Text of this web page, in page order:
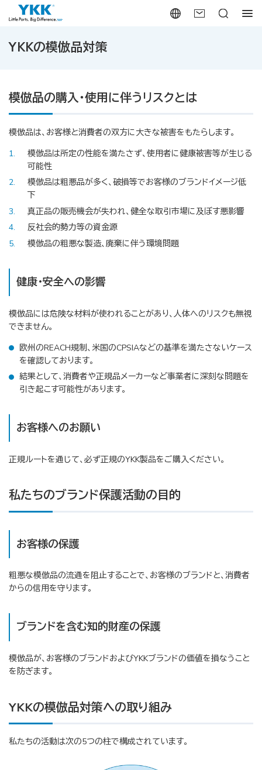
YKKの模倣品対策
模倣品の購入・使用に伴うリスクとは
模倣品は、お客様と消費者の双方に大きな被害をもたらします。
1
模倣品は所定の性能を満たさず、使用者に健康被害等が生じる
可能性
2
模倣品は粗悪品が多く、破損等でお客様のブランドイメージ低
下
3
真正品の販売機会が失われ、健全な取引市場に及ぼす悪影響
4
反社会的勢力等の資金源
5
模倣品の粗悪な製造、廃棄に伴う環境問題
健康・安全への影響
模倣品には危険な材料が使われることがあり、人体へのリスクも無視
できません。
欧州のREACH規制、米国のCPSIAなどの基準を満たさないケース
を確認しております。
結果として、消費者や正規品メーカーなど事業者に深刻な問題を
引き起こす可能性があります。
お客様へのお願い
正規ルートを通じて、必ず正規のYKK製品をご購入ください。
私たちのブランド保護活動の目的
お客様の保護
粗悪な模倣品の流通を阻止することで、お客様のブランドと、消費者
からの信用を守ります。
ブランドを含む知的財産の保護
模倣品が、お客様のブランドおよびYKKブランドの価値を損なうこと
を防ぎます。
YKKの模倣品対策への取り組み
私たちの活動は次の5つの柱で構成されています。